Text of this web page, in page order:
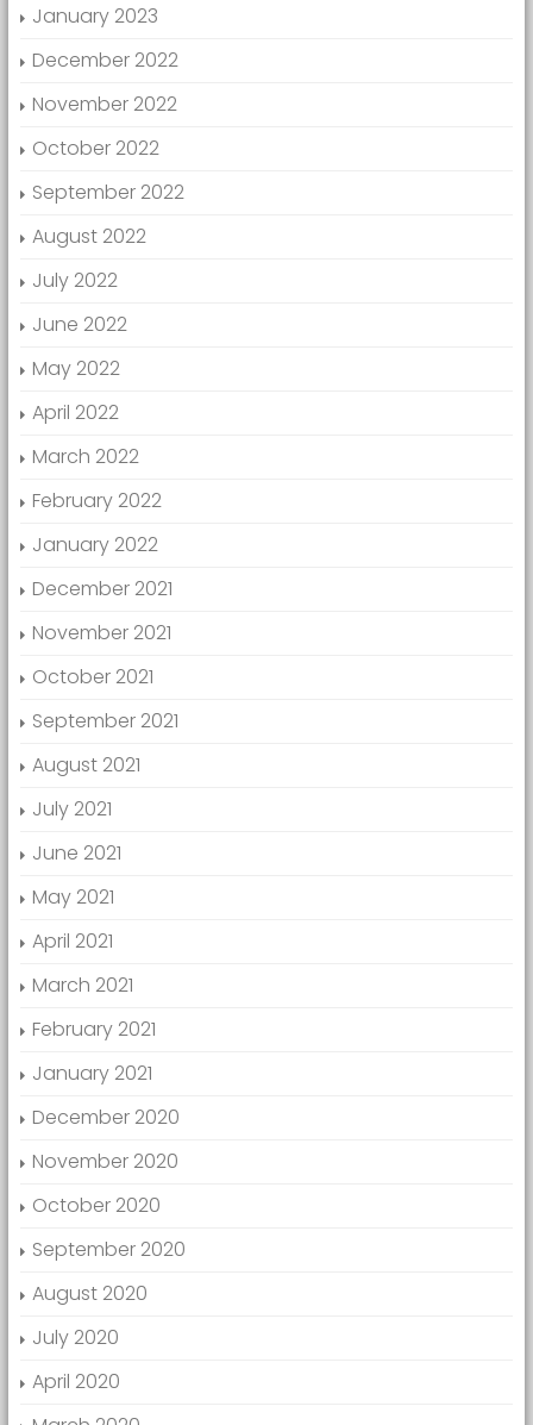
January 2023
December 2022
November 2022
October 2022
September 2022
August 2022
July 2022
June 2022
May 2022
April 2022
March 2022
February 2022
January 2022
December 2021
November 2021
October 2021
September 2021
August 2021
July 2021
June 2021
May 2021
April 2021
March 2021
February 2021
January 2021
December 2020
November 2020
October 2020
September 2020
August 2020
July 2020
April 2020